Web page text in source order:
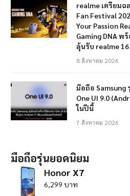
realme เตรียม
Fan Festival
Your Passion
Gaming DNA พ
ลุ้นรับ realme 16
8 สิงหาคม 2026
มือถือ Samsung
One UI 9.0
ในปีนี้
7 สิงหาคม 2026
มือถือรุ่นยอดนิยม
Honor X7
6,299 บาท